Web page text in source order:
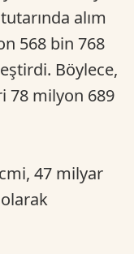
alım
568 bin 768
Böylece,
78 milyon 689
47 milyar